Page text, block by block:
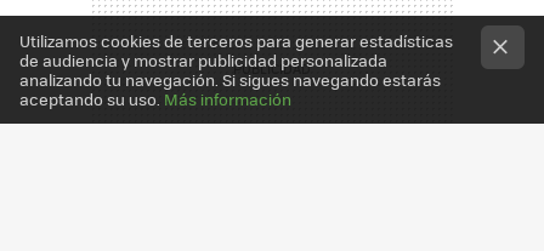
Utilizamos cookies de terceros para generar estadísticas
de audiencia y mostrar publicidad personalizada
analizando tu navegación. Si sigues navegando estarás
aceptando su uso. Más información